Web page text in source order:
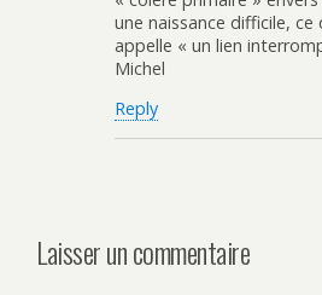
une naissance difficile,
appelle « un lien
Michel
Reply
Laisser un commentaire